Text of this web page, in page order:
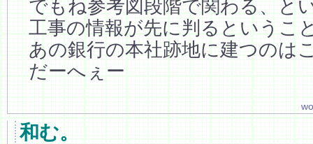
でもね参考図段階で関わる、と
工事の情報が先に判るというこ
あの銀行の本社跡地に建つのは
だーへぇー
和む。